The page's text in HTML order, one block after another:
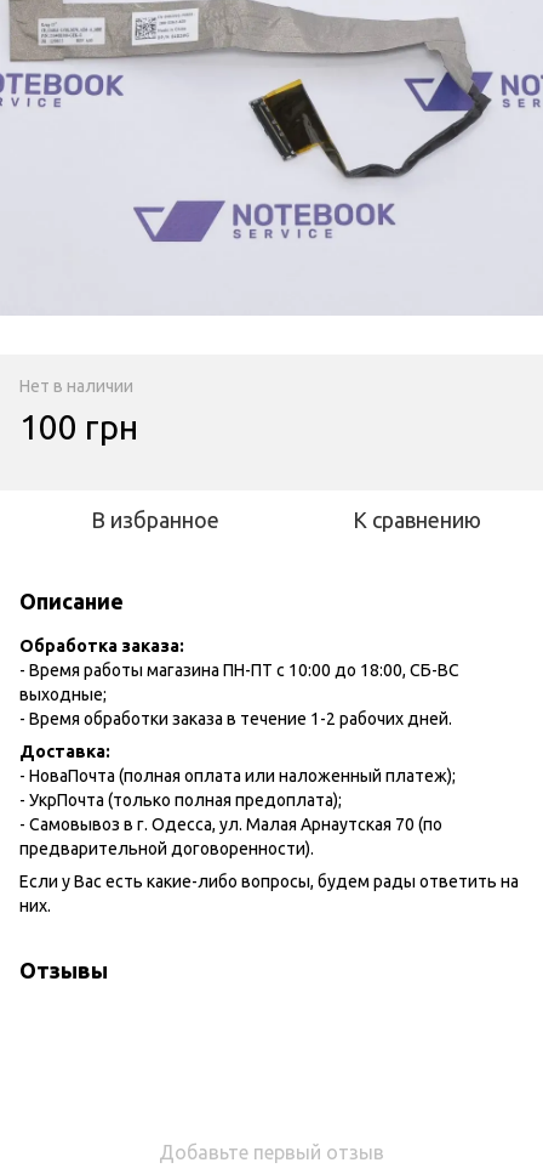
Нет в наличии
100 грн
В избранное К сравнению
Описание
Обработка заказа:
- Время работы магазина ПН-ПТ с 10:00 до 18:00, СБ-ВС
выходные;
- Время обработки заказа в течение 1-2 рабочих дней.
Доставка:
- НоваПочта (полная оплата или наложенный платеж);
- УкрПочта (только полная предоплата);
- Самовывоз в г. Одесса, ул. Малая Арнаутская 70 (по
предварительной договоренности).
Если у Вас есть какие-либо вопросы, будем рады ответить на
них.
Отзывы
Добавьте первый отзыв